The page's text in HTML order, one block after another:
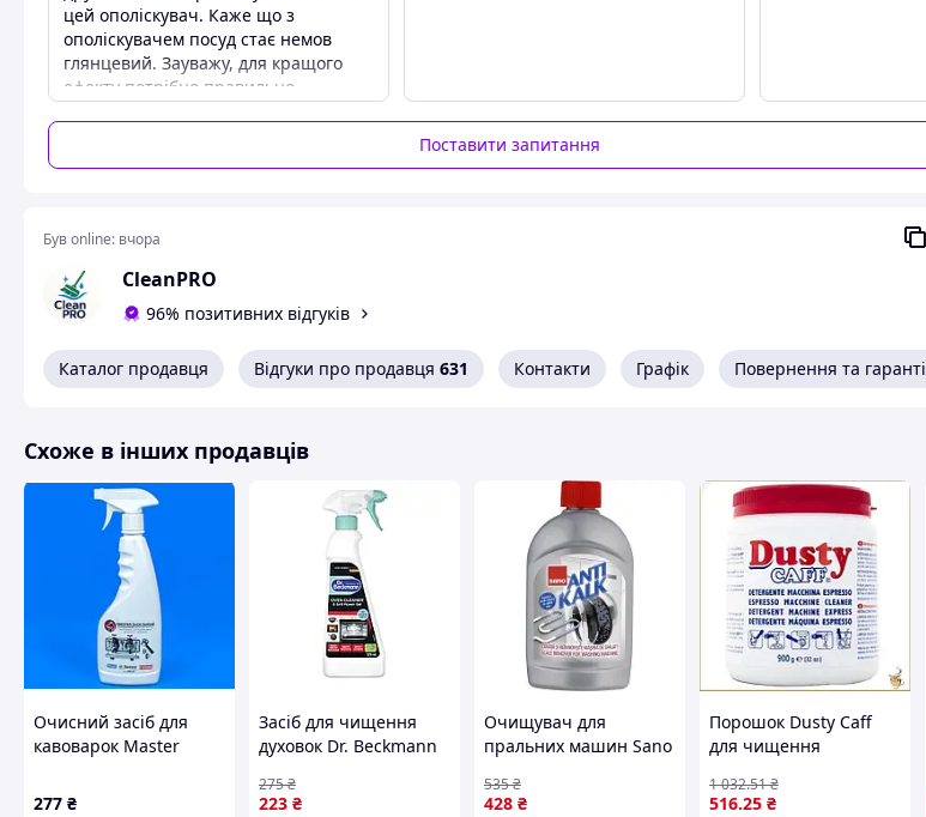
Схожі товари за характеристиками
цей ополіскувач. Каже що з
ополіскувачем посуд стає немов
глянцевий. Зауважу, для кращого
ефекту потрібно правильно
Відомий Бренд
Поставити запитання
Був online: вчора
CleanPRO
96% позитивних відгуків
Каталог продавця Відгуки про продавця 631 Контакти Графік Повернення та
Схоже в інших продавців
Очисний засіб для
кавоварок Master
277 ₴
Засіб для чищення
духовок Dr. Beckmann
(4008455380711/4008455540115)
223 ₴
275₴
Очищувач для
пральних машин Sano
Machines 500 мл
428 ₴
535₴
Порошок Dusty Caff
для чищення
кавоварок ефективний
516.25 ₴
1 032.51₴